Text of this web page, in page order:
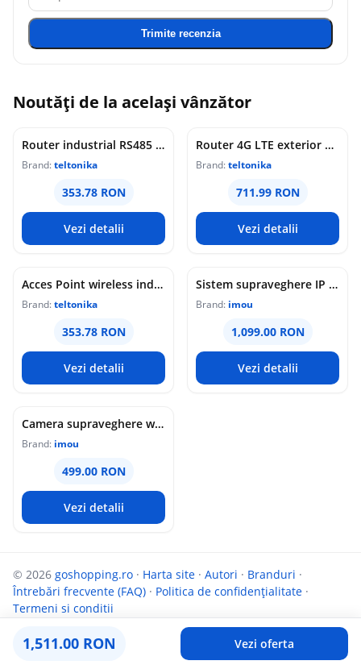
1,511.00 RON Vezi oferta
Trimite recenzia
Noutăți de la același vânzător
Router industrial RS485 Teltonika RUT145, WiFi 4, 2x porturi Ethernet 10/100 Mbps, 1x RP-SMA, PoE pasiv, maganement de la distanta, montaj sina DIN
Brand:teltonika
353.78 RON
Vezi detalii
Router 4G LTE exterior Teltonika OTD144, WiFi, Cat 4, 150 Mbps, 2x porturi Ethernet, dual SIM, PoE, management de la distanta
Brand:teltonika
711.99 RON
Vezi detalii
Acces Point wireless industrial Teltonika DAP145, RS485, WiFi 4, Mesh, STA, 1x antena RP-SMA, 2x LAN 10/100 Mbps, PoE pasiv, sina DIN
Brand:teltonika
353.78 RON
Vezi detalii
Sistem supraveghere IP WiFi 6 cu panou solar Imou Full Color AOV AIR 2, 2 camere, 5MP, slot card, microfon/difuzor, IR/lumina alba 15m, 5000mAh, detectie om/vehicul, sirena
Brand: imou
1,099.00 RON
Vezi detalii
Camera supraveghere wireless IP PT Imou Titan Pro 4G LTE Active Deterrence IPC-U7LP-6T0T, 6 MP, 3.6 mm, IR 30 m, microfon si difuzor, slot card, night vision color, auto-tracking, detectie miscare, alarma, PoE
Brand: imou
499.00 RON
Vezi detalii
© 2026 goshopping.ro · Harta site · Autori · Branduri ·
Întrebări frecvente (FAQ) · Politica de confidențialitate ·
Termeni si conditii
Parteneri:InfoCompanii.ro Targuldecarti.ro